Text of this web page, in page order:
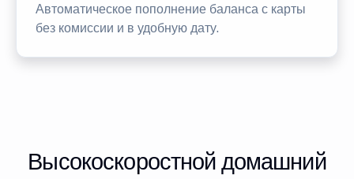
Автоматическое пополнение баланса с карты
без комиссии и в удобную дату.
Высокоскоростной домашний